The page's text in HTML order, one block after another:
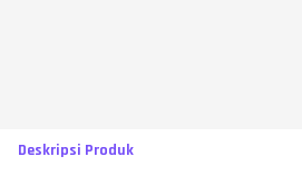
Deskripsi Produk